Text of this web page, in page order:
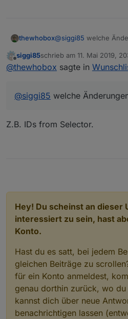
thewhobox@siggi85 welche
Offline
siggi85schrieb am 11. Mai 2019,
zuletzt editiert von siggi85
@thewhobox sagte in
@siggi85 welche
Z.B. IDs from Selector.
Hey! Du scheinst an dieser
interessiert zu sein, hast
Konto.
Hast du es satt, bei jedem
gleichen Beiträge zu
für ein Konto anmeldest,
genau dorthin zurück, wo
kannst dich über neue
benachrichtigen lassen